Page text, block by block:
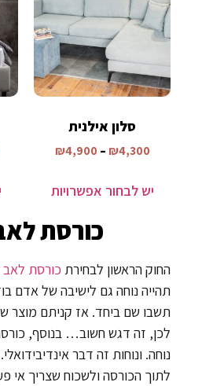
סלון אילנית
₪4,300
–
₪4,900
יש לבחור אפשרויות
כורסת
החוק הראשון לבחירת כורסת לאב
תהייה נוחה גם לישיבה של אדם
תשבו שם ביחד. אז קניתם מוצר
לכן, זה דגש חשוב… בנוסף,
נוחה. ונוחות זה דבר
לתוך הכורסה ולשכוח שצריך אי